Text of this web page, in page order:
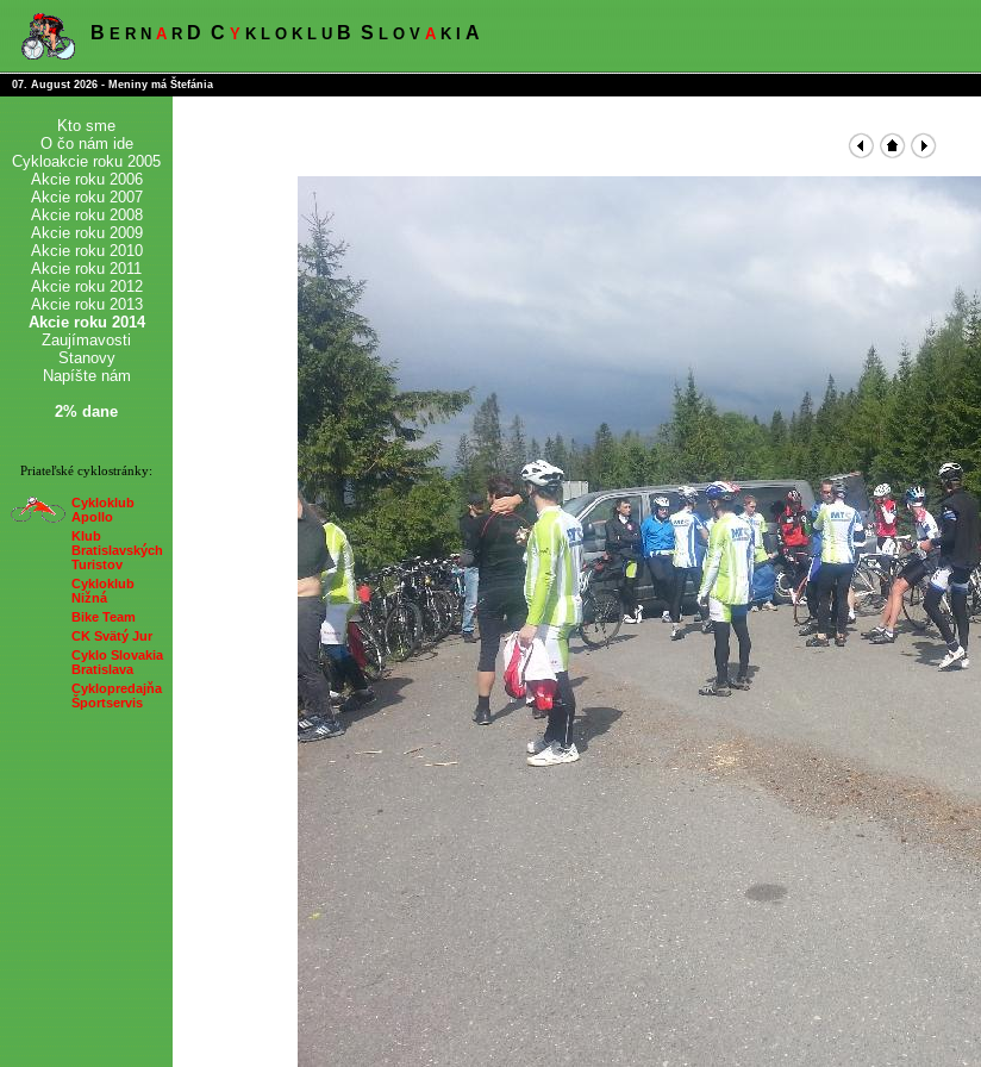
B E R N A R D C Y K L O K L U B S L O V A K I A
07. August 2026 - Meniny má Štefánia
Kto sme
O čo nám ide
Cykloakcie roku 2005
Akcie roku 2006
Akcie roku 2007
Akcie roku 2008
Akcie roku 2009
Akcie roku 2010
Akcie roku 2011
Akcie roku 2012
Akcie roku 2013
Akcie roku 2014
Zaujímavosti
Stanovy
Napíšte nám
2% dane
Priateľské cyklostránky:
Cykloklub
Apollo
Klub
Bratislavských
Turistov
Cykloklub
Nižná
Bike Team
CK Svätý Jur
Cyklo Slovakia
Bratislava
Cyklopredajňa
Športservis